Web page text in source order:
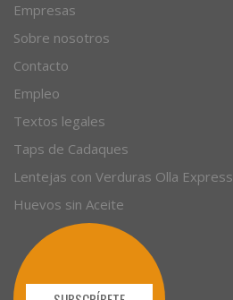
Empresas
Sobre nosotros
Contacto
Empleo
Textos legales
Taps de Cadaques
Lentejas con Verduras Olla Express
Huevos sin Aceite